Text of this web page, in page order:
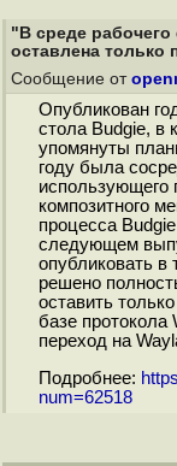
"В среде рабочего
оставлена только
Сообщение от
Опубликован
стола Budgie, в
упомянуты
году была
использующего
композитного
процесса
следующем
опубликовать в
решено
оставить
базе протокола
переход на
Подробнее:
num=62518